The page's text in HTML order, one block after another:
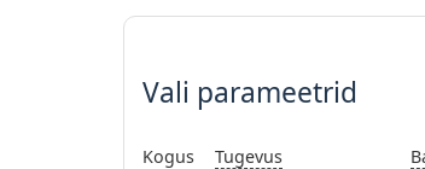
Vali parameetrid
Vali parameetrid
Kogus Tugevus